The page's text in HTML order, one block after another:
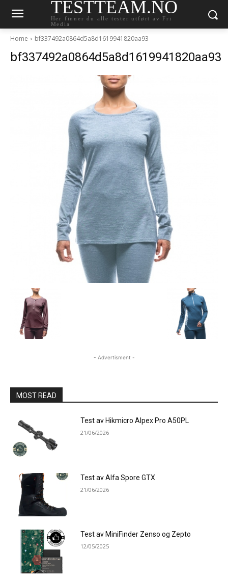
TESTTEAM.NO
Her finner du alle tester utført av Fri
Media
Home bf337492a0864d5a8d1619941820aa93
bf337492a0864d5a8d1619941820aa93
- Advertisment -
MOST READ
Test av Hikmicro Alpex Pro A50PL
21/06/2026
Test av Alfa Spore GTX
21/06/2026
Test av MiniFinder Zenso og Zepto
12/05/2025